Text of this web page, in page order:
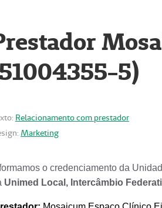
5)
Relacionamento com prestador
Marketing
o credenciamento da
Unimed Local, Intercâmbio